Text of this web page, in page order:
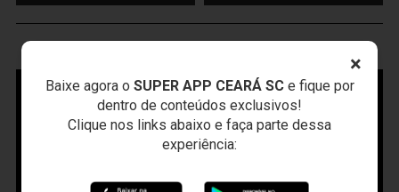
×
Baixe agora o SUPER APP CEARÁ SCe fique por
dentro de conteúdos exclusivos!
Clique nos links abaixo e faça parte dessa
experiência: